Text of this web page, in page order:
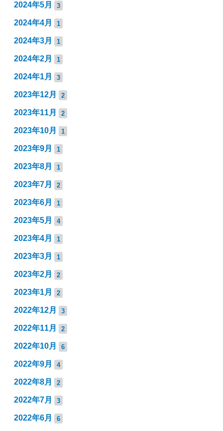
2024年5月 3
2024年4月 1
2024年3月 1
2024年2月 1
2024年1月 3
2023年12月 2
2023年11月 2
2023年10月 1
2023年9月 1
2023年8月 1
2023年7月 2
2023年6月 1
2023年5月 4
2023年4月 1
2023年3月 1
2023年2月 2
2023年1月 2
2022年12月 3
2022年11月 2
2022年10月 6
2022年9月 4
2022年8月 2
2022年7月 3
2022年6月 6